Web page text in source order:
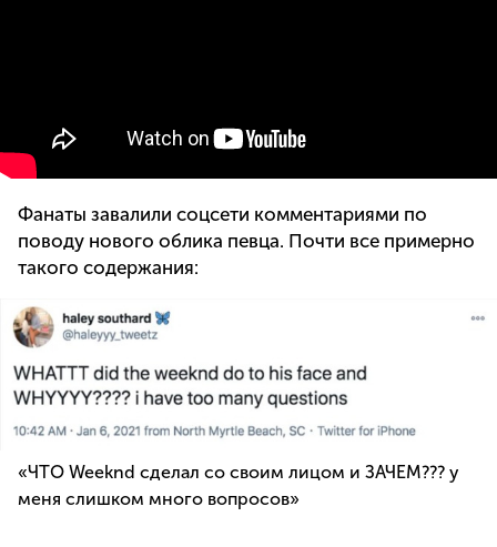
Фанаты завалили соцсети комментариями по
поводу нового облика певца. Почти все примерно
такого содержания:
«ЧТО Weeknd сделал со своим лицом и ЗАЧЕМ??? у
меня слишком много вопросов»